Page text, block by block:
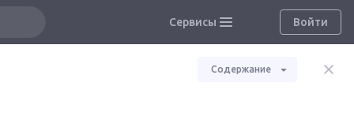
Сервисы Войти
Содержание